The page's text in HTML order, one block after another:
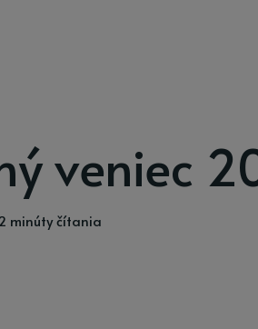
veniec
minúty čítania